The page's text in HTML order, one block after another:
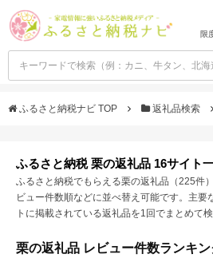
限
ふるさと納税ナビ TOP 返礼品検索
ふるさと納税 栗の返礼品 16サイト
ふるさと納税でもらえる栗の返礼品（225件
ビュー件数順などに並べ替え可能です。主要
トに掲載されている返礼品を1回でまとめて
栗の返礼品 レビュー件数ランキ